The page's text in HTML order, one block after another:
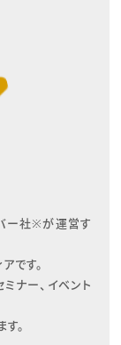
ー社※が運営す
です。
ナー、イベント
。